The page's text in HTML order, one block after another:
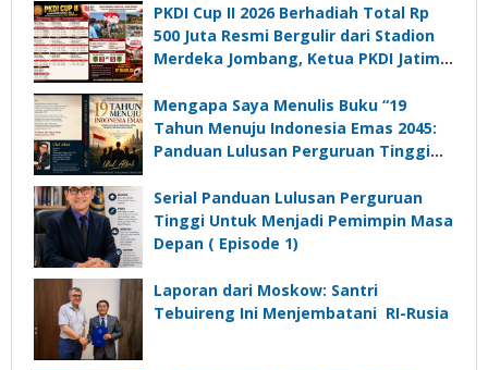
PKDI Cup II 2026 Berhadiah Total Rp
500 Juta Resmi Bergulir dari Stadion
Merdeka Jombang, Ketua PKDI Jatim:
Komunikasi Kades untuk Memajukan
Desa
Mengapa Saya Menulis Buku “19
Tahun Menuju Indonesia Emas 2045:
Panduan Lulusan Perguruan Tinggi
Depan”?
Serial Panduan Lulusan Perguruan
Tinggi Untuk Menjadi Pemimpin Masa
Depan ( Episode 1)
Laporan dari Moskow: Santri
Tebuireng Ini Menjembatani RI-Rusia